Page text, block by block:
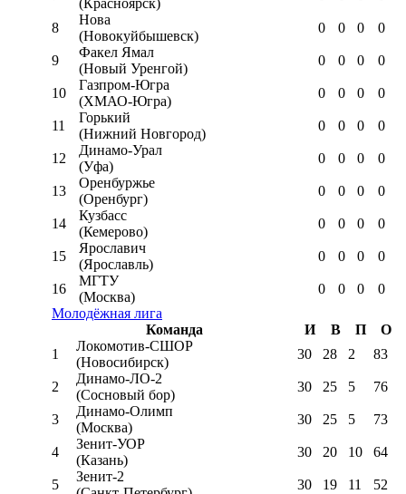
(Красноярск)
8
Нова
(Новокуйбышевск)
0 0 0 0
9
Факел Ямал
(Новый Уренгой)
0 0 0 0
10
Газпром-Югра
(ХМАО-Югра)
0 0 0 0
11
Горький
(Нижний Новгород)
0 0 0 0
12
Динамо-Урал
(Уфа)
0 0 0 0
13
Оренбуржье
(Оренбург)
0 0 0 0
14
Кузбасс
(Кемерово)
0 0 0 0
15
Ярославич
(Ярославль)
0 0 0 0
16
МГТУ
(Москва)
0 0 0
0
Молодёжная лига
Команда
И В П
О
1
Локомотив-CШОР
(Новосибирск)
30 28 2 83
2
Динамо-ЛО-2
(Сосновый бор)
30 25 5 76
3
Динамо-Олимп
(Москва)
30 25 5 73
4
Зенит-УОР
(Казань)
30 20 10 64
5
Зенит-2
30 19 11 52